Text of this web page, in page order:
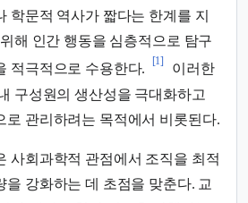
학문적 역사가 짧다는 한계를 지
해 인간 행동을 심층적으로 탐구
적극적으로 수용한다.
[1]
이러한
구성원의 생산성을 극대화하고
로 관리하려는 목적에서 비롯된다.
사회과학적 관점에서 조직을 최적
을 강화하는 데 초점을 맞춘다. 교